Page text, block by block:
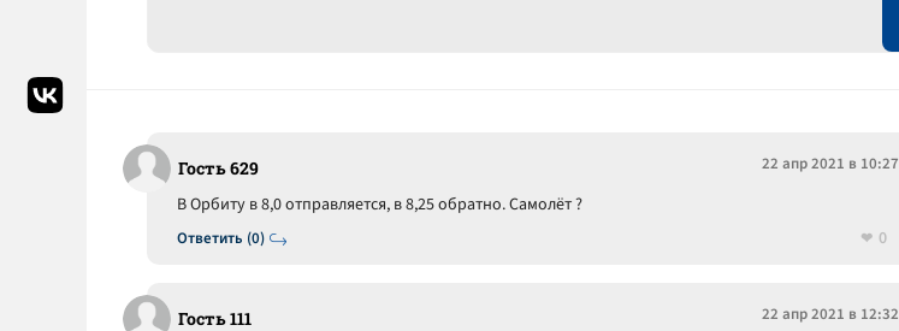
Гость 629 22 апр 2021 в 10:27
Ответить (0)
В Орбиту в 8,0 отправляется, в 8,25 обратно. Самолёт ?
0
Гость 111 22 апр 2021 в 12:32